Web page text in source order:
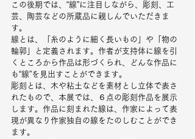
この後期では、“線”に注目しながら、彫刻、工
芸、陶芸などの所蔵品に親しんでいただきま
す。
線とは、「糸のように細く長いもの」や「物の
輪郭」と定義されます。作者が支持体に線を引
くところから作品は形づくられ、どんな作品に
も“線”を見出すことができます。
彫刻とは、木や粘土などを素材とし立体で表さ
れたもので、本展では、６点の彫刻作品を展示
します。作品に刻まれた線は、作家によって表
現が異なり作家独自の線をたのしむことができ
ます。